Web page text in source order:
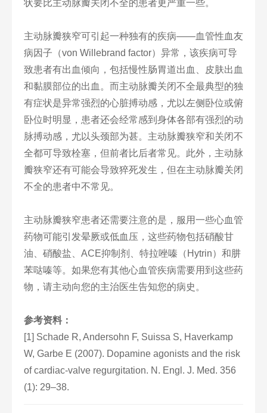
状要比主动脉瓣关闭不全的患者更严重一些。
主动脉瓣狭窄可引起一种独有的疾病——血管性血友
病因子（von Willebrand factor）异常，该疾病可导
致患者有出血倾向，包括慢性肠胃道出血、皮肤出血
和黏膜部位的出血。而主动脉瓣关闭不全最典型的独
有症状是异常强烈的心脏搏动感，尤以左侧卧位或俯
卧位时明显，患者还会经常感到身体各部有强烈的动
脉搏动感，尤以头颈部为甚。主动脉瓣狭窄和关闭不
全都可导致栓塞，但前者比后者常见。此外，主动脉
瓣狭窄还有可能会导致猝死发生，但在主动脉瓣关闭
不全的患者中不常见。
主动脉瓣狭窄患者还需要注意的是，服用一些心血管
药物可能引发晕厥或低血压，这些药物包括硝酸甘
油、硝酸盐、ACE抑制剂、特拉唑嗪（Hytrin）和肼
苯哒嗪等。如果您有其他心血管疾病需要用到这些药
物，请主动向您的主治医生告知您的病史。
参考资料：
[1] Schade R, Andersohn F, Suissa S, Haverkamp
W, Garbe E (2007). Dopamine agonists and the risk
of cardiac-valve regurgitation. N. Engl. J. Med. 356
(1): 29–38.